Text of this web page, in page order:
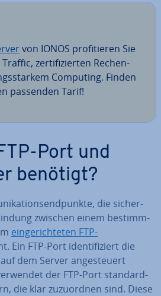
von IONOS pro­fi­tie­ren Sie
zer­ti­fi­zier­ten Re­chen­
Computing. Finden
passenden Tarif!
Port und
benötigt?
die si­cher­
zwischen einem be­stimm­
ein­ge­rich­te­ten FTP-
Ein FTP-Port iden­ti­fi­ziert die
dem Server an­ge­steu­ert
der FTP-Port stan­dard­
die klar zu­zu­ord­nen sind. Diese